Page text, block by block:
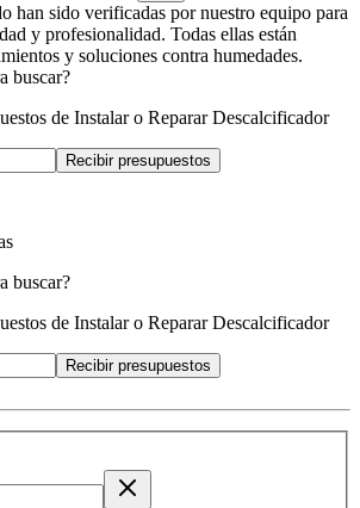
han sido verificadas por nuestro equipo para
y profesionalidad. Todas ellas están
y soluciones contra humedades.
buscar?
de Instalar o Reparar Descalcificador
Recibir presupuestos
buscar?
de Instalar o Reparar Descalcificador
Recibir presupuestos